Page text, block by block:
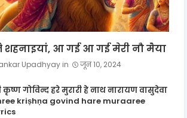
शहनाइयां, आ गई आ गई मेरी नौ मैया
Upadhyay जून 10, 2024
कृष्ण गोविन्द हरे मुरारी हे नाथ नारायण वासुदेवा
kriṣhṇa govind hare muraaree